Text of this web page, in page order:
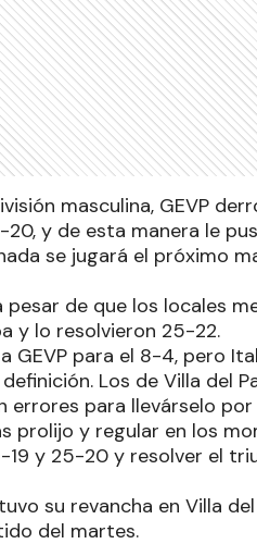
masculina, GEVP
y de esta manera le
se jugará el próximo
de que los locales
y lo resolvieron 25-22.
GEVP para el 8-4, pero
Los de Villa del
errores para llevárselo
prolijo y regular en los
y 25-20 y resolver el
su revancha en Villa
del martes.